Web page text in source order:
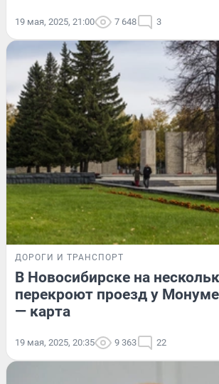
19 мая, 2025, 21:00 7 648 3
ДОРОГИ И ТРАНСПОРТ
В Новосибирске на
перекроют проезд у
— карта
19 мая, 2025, 20:35 9 363 22